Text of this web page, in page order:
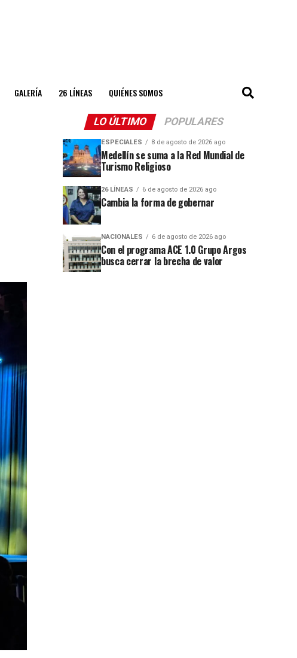
GALERÍA 26 LÍNEAS QUIÉNES SOMOS
LO ÚLTIMO POPULARES
ESPECIALES 8 de agosto de 2026 ago
Medellín se suma a la Red Mundial de
Turismo Religioso
26 LÍNEAS 6 de agosto de 2026 ago
Cambia la forma de gobernar
NACIONALES 6 de agosto de 2026 ago
Con el programa ACE 1.0 Grupo Argos
busca cerrar la brecha de valor